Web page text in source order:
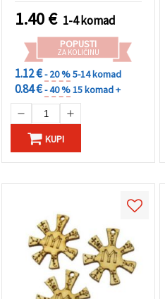
1.40€ 1-4 komad
POPUSTI
ZA KOLIČINU
1.12 €- 20 %5-14 komad
0.84 €- 40 %15 komad +
KUPI